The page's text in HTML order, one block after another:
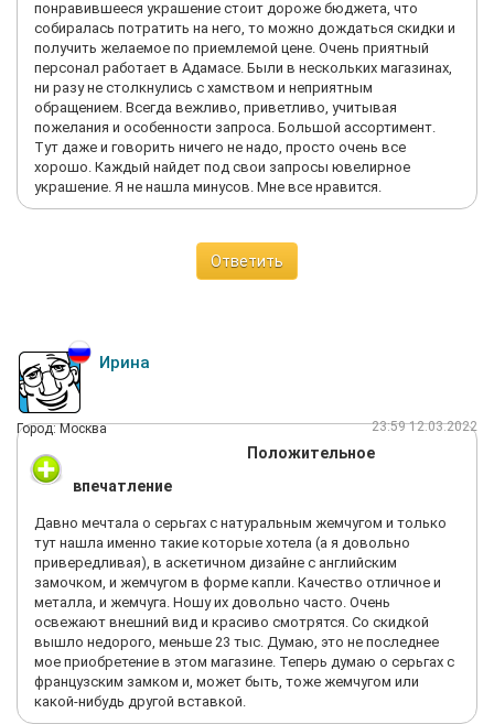
понравившееся украшение стоит дороже бюджета, что
собиралась потратить на него, то можно дождаться скидки и
получить желаемое по приемлемой цене. Очень приятный
персонал работает в Адамасе. Были в нескольких магазинах,
ни разу не столкнулись с хамством и неприятным
обращением. Всегда вежливо, приветливо, учитывая
пожелания и особенности запроса. Большой ассортимент.
Тут даже и говорить ничего не надо, просто очень все
хорошо. Каждый найдет под свои запросы ювелирное
украшение. Я не нашла минусов. Мне все нравится.
Ответить
Ирина
Город: Москва 23:59 12.03.2022
Положительное
впечатление
Давно мечтала о серьгах с натуральным жемчугом и только
тут нашла именно такие которые хотела (а я довольно
привередливая), в аскетичном дизайне с английским
замочком, и жемчугом в форме капли. Качество отличное и
металла, и жемчуга. Ношу их довольно часто. Очень
освежают внешний вид и красиво смотрятся. Со скидкой
вышло недорого, меньше 23 тыс. Думаю, это не последнее
мое приобретение в этом магазине. Теперь думаю о серьгах с
французским замком и, может быть, тоже жемчугом или
какой-нибудь другой вставкой.